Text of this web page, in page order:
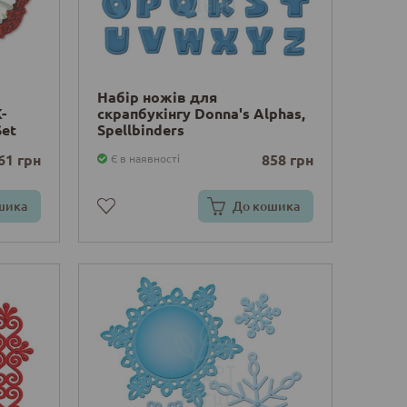
грн
Набір ножів для
скрапбукінгу Donna's Alphas,
Spellbinders
Є в наявності 858 грн
До кошика